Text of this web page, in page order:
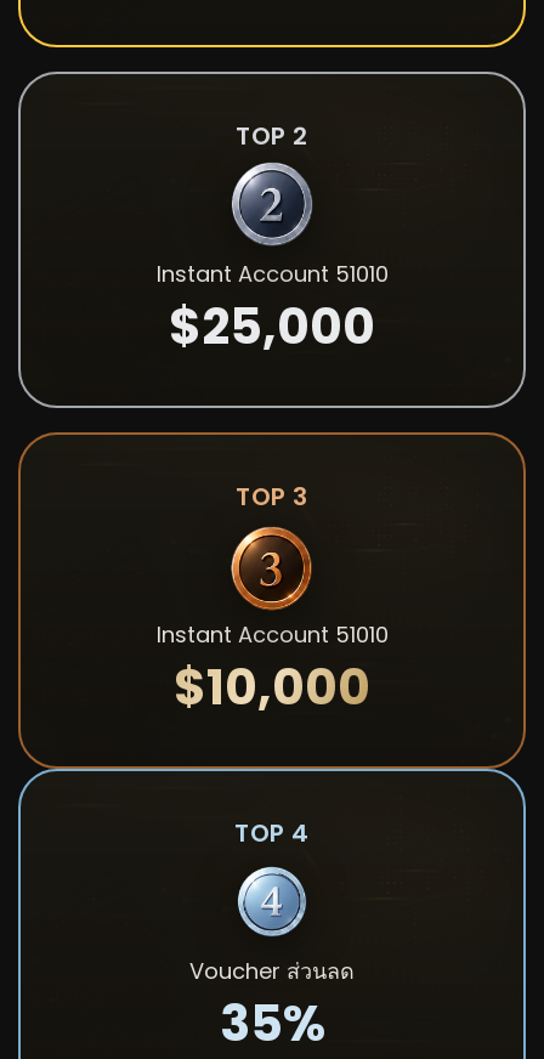
TOP 2
Instant Account 51010
$25,000
TOP 3
Instant Account 51010
$10,000
TOP 4
Voucher ส่วนลด
35%